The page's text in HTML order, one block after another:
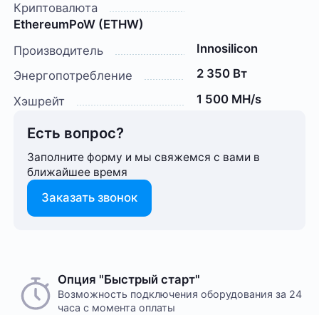
Криптовалюта
EthereumPoW (ETHW)
Производитель
Innosilicon
Энергопотребление
2 350 Вт
Хэшрейт
1 500 MH/s
Есть вопрос?
Заполните форму и мы свяжемся с вами в
ближайшее время
Заказать звонок
Опция "Быстрый старт"
Возможность подключения оборудования за 24
часа с момента оплаты